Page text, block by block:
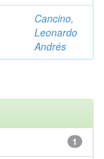
Cancino,
Leonardo
Andrés
1